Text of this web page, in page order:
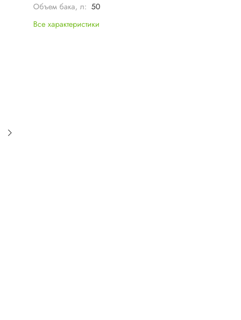
Объем бака, л: 50
Все характеристики